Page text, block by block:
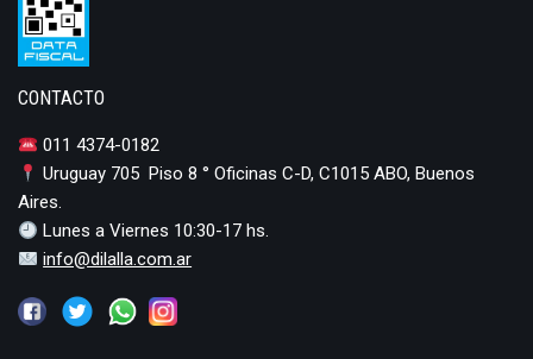
CONTACTO
011 4374-0182
Uruguay 705 Piso 8 ° Oficinas C-D, C1015 ABO, Buenos
Aires.
Lunes a Viernes 10:30-17 hs.
info@dilalla.com.ar